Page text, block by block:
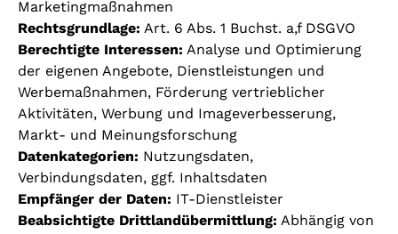
Marketingmaßnahmen
Rechtsgrundlage: Art. 6 Abs. 1 Buchst. a,f DSGVO
Berechtigte Interessen: Analyse und Optimierung
der eigenen Angebote, Dienstleistungen und
Werbemaßnahmen, Förderung vertrieblicher
Aktivitäten, Werbung und Imageverbesserung,
Markt- und Meinungsforschung
Datenkategorien: Nutzungsdaten,
Verbindungsdaten, ggf. Inhaltsdaten
Empfänger der Daten: IT-Dienstleister
Beabsichtigte Drittlandübermittlung: Abhängig von